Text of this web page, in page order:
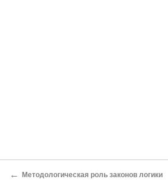
← Методологическая роль законов логики